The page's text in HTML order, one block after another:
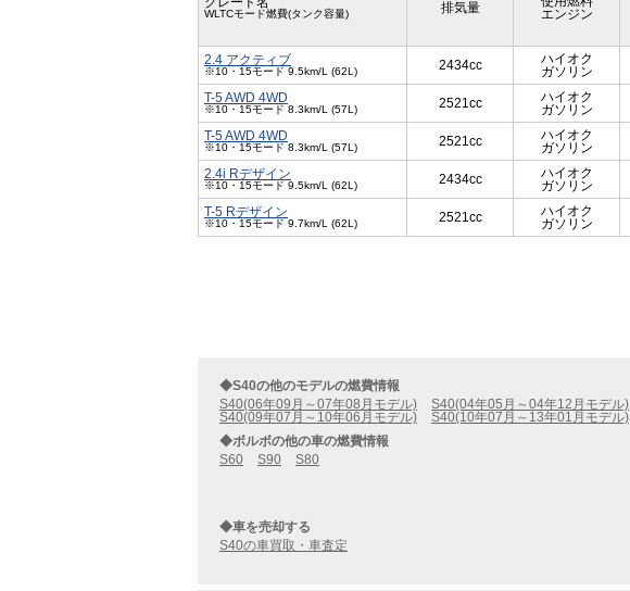
WLTCモード燃費(タンク容量) 排気量
エンジン
2.4 アクティブ
※10・15モード 9.5km/L (62L) 2434cc
ハイオク
ガソリン
T-5 AWD 4WD
※10・15モード 8.3km/L (57L) 2521cc
ハイオク
ガソリン
T-5 AWD 4WD
※10・15モード 8.3km/L (57L) 2521cc
ハイオク
ガソリン
2.4i Rデザイン
※10・15モード 9.5km/L (62L) 2434cc
ハイオク
ガソリン
T-5 Rデザイン
※10・15モード 9.7km/L (62L) 2521cc
ハイオク
ガソリン
◆S40の他のモデルの燃費情報
S40(06年09月～07年08月モデル)
S40(04年05月～04年12月モデル)
S40(09年07月～10年06月モデル)
S40(10年07月～13年01月モデル)
◆ボルボの他の車の燃費情報
S60
S90 S80
◆車を売却する
S40の車買取・車査定